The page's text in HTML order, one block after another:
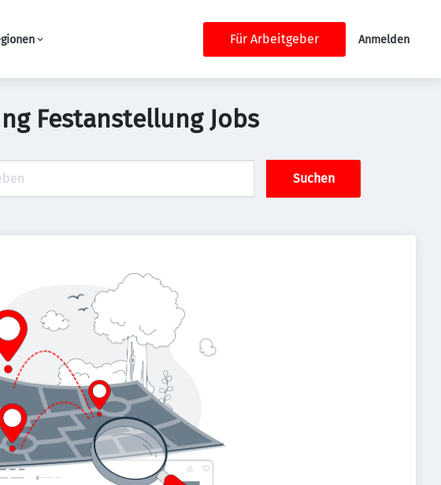
Für Arbeitgeber Anmelden
Festanstellung Jobs
Suchen